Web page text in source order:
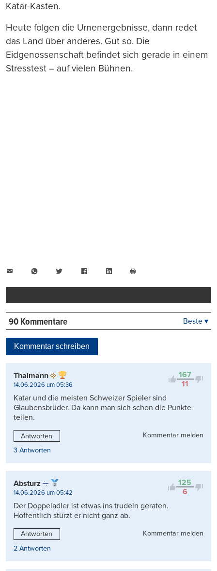
Katar-Kasten.
Heute folgen die Urnenergebnisse, dann redet
das Land über anderes. Gut so. Die
Eidgenossenschaft befindet sich gerade in einem
Stresstest – auf vielen Bühnen.
WhatsAppTwitter FacebookLinkedIn
drucken
90 Kommentare
Kontrovers
Beste ▾
Kommentar schreiben
167
11
Thalmann
14.06.2026 um 05:36
Katar und die meisten Schweizer Spieler sind
Glaubensbrüder. Da kann man sich schon die Punkte
teilen.
Antworten
Kommentar melden
3 Antworten
125
6
Absturz
14.06.2026 um 05:42
Der Doppeladler ist etwas ins trudeln geraten.
Hoffentlich stürzt er nicht ganz ab.
Antworten
Kommentar melden
2 Antworten